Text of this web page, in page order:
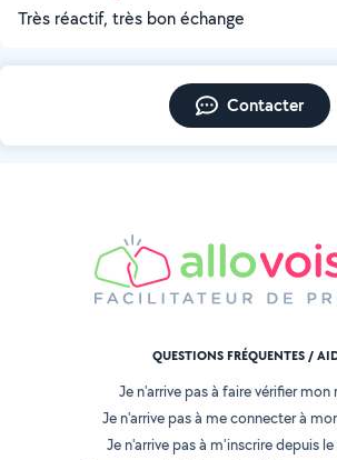
Très réactif, très bon échange
Contacter
QUESTIONS FRÉQUENTES /
Je n'arrive pas à faire vérifier
Je n'arrive pas à me connecter à
Je n'arrive pas à m'inscrire depuis